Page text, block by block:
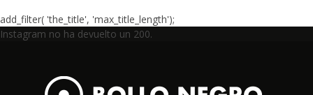
add_filter( 'the_title', 'max_title_length');
Instagram no ha devuelto un 200.